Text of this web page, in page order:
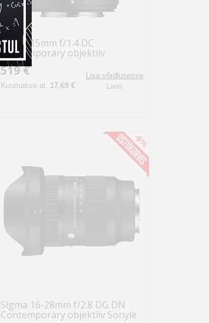
Sigma 15mm f/1.4 DC
Contemporary objektiiv
Fujifilmile
519 €
Kuumakse al. 17,69 €
Lisa võrdlusesse
Laos
Sigma 16-28mm f/2.8 DG DN
Contemporary objektiiv Sonyle
-6%